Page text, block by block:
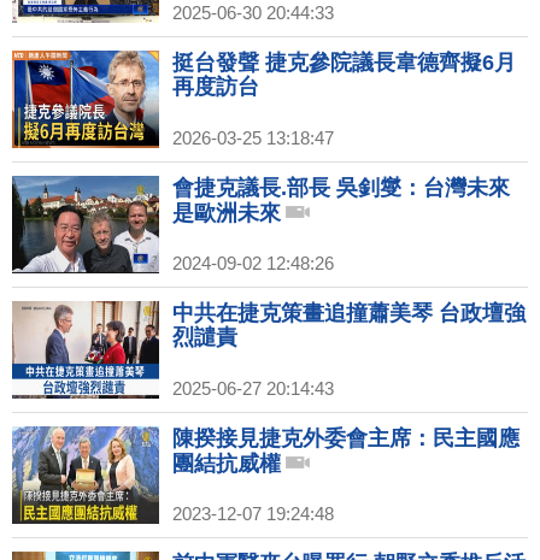
2025-06-30 20:44:33
挺台發聲 捷克參院議長韋德齊擬6月
再度訪台
2026-03-25 13:18:47
會捷克議長.部長 吳釗燮：台灣未來
是歐洲未來
2024-09-02 12:48:26
中共在捷克策畫追撞蕭美琴 台政壇強
烈譴責
2025-06-27 20:14:43
陳揆接見捷克外委會主席：民主國應
團結抗威權
2023-12-07 19:24:48